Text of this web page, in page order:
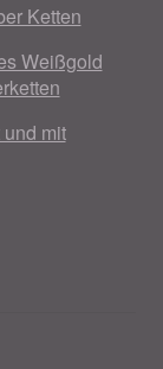
Ketten
Weißgold
mit